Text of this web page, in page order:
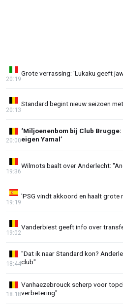
Grote verrassing: 'Lukaku geeft
20:19
Standard begint nieuw seizoen
20:13
‘Miljoenenbom bij Club
eigen Yamal’
20:00
Wilmots baalt over Anderlecht:
19:36
'PSG vindt akkoord en haalt grote
19:19
Vanderbiest geeft info over
19:02
"Dat ik naar Standard kon?
club"
18:44
Vanhaezebrouck scherp voor
verbetering"
18:18